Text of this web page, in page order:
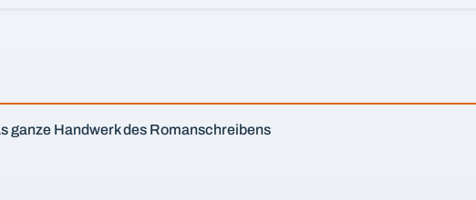
ganze Handwerk des Romanschreibens